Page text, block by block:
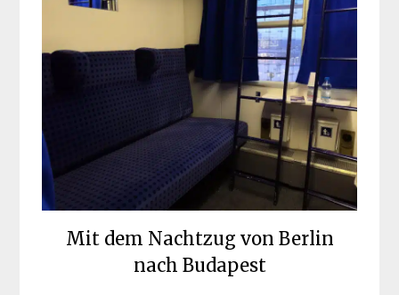
Mit dem Nachtzug von Berlin
nach Budapest